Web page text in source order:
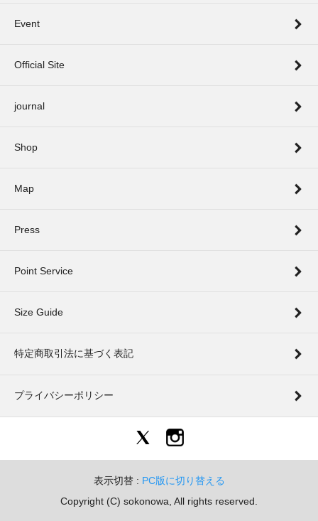
Event
Official Site
journal
Shop
Map
Press
Point Service
Size Guide
特定商取引法に基づく表記
プライバシーポリシー
表示切替 : PC版に切り替える
Copyright (C) sokonowa, All rights reserved.